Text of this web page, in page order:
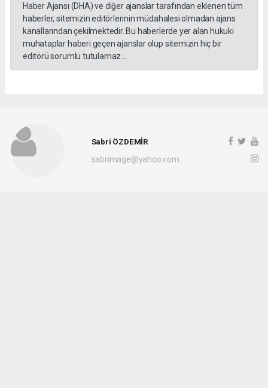
Haber Ajansı (DHA) ve diğer ajanslar tarafından eklenen tüm
haberler, sitemizin editörlerinin müdahalesi olmadan ajans
kanallarından çekilmektedir. Bu haberlerde yer alan hukuki
muhataplar haberi geçen ajanslar olup sitemizin hiç bir
editörü sorumlu tutulamaz...
Sabri ÖZDEMİR
sabrimage@yahoo.com